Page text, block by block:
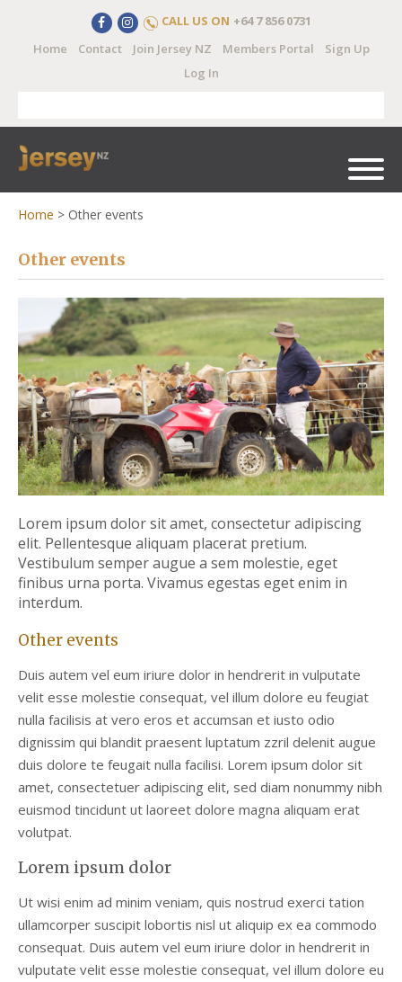
CALL US ON +64 7 856 0731
Home
Contact Join Jersey NZ Members Portal
Sign Up
Log In
Home > Other events
Other events
Lorem ipsum dolor sit amet, consectetur adipiscing
elit. Pellentesque aliquam placerat pretium.
Vestibulum semper augue a sem molestie, eget
finibus urna porta. Vivamus egestas eget enim in
interdum.
Other events
Duis autem vel eum iriure dolor in hendrerit in vulputate
velit esse molestie consequat, vel illum dolore eu feugiat
nulla facilisis at vero eros et accumsan et iusto odio
dignissim qui blandit praesent luptatum zzril delenit augue
duis dolore te feugait nulla facilisi. Lorem ipsum dolor sit
amet, consectetuer adipiscing elit, sed diam nonummy nibh
euismod tincidunt ut laoreet dolore magna aliquam erat
volutpat.
Lorem ipsum dolor
Ut wisi enim ad minim veniam, quis nostrud exerci tation
ullamcorper suscipit lobortis nisl ut aliquip ex ea commodo
consequat. Duis autem vel eum iriure dolor in hendrerit in
vulputate velit esse molestie consequat, vel illum dolore eu